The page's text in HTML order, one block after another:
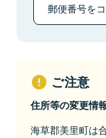
郵便番号を
ご注意
住所等の変更情
海草郡美里町は